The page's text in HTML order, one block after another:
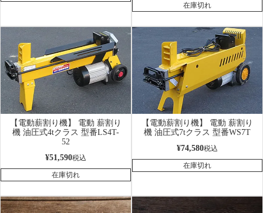
在庫切れ
【電動薪割り機】 電動 薪割り
機 油圧式4tクラス 型番LS4T-
52
¥51,590税込
在庫切れ
【電動薪割り機】 電動 薪割り
機 油圧式7tクラス 型番WS7T
¥74,580税込
在庫切れ